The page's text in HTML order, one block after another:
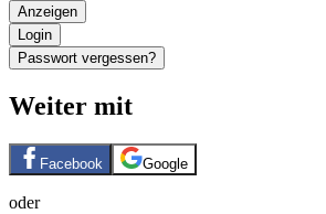
Anzeigen
Login
Passwort vergessen?
Weiter mit
Facebook Google
oder